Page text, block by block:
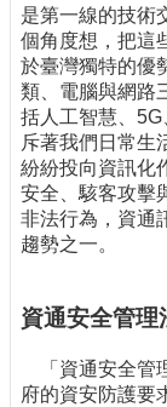
們
出
版
刊
物
校
務
服
務
專
題
導
是第一線的技術
個角度想，把這
於臺灣獨特的優
類、電腦與網路
括人工智慧、
斥著我們日常生
紛紛投向資訊化
安全、駭客攻擊
非法行為，資通
趨勢之一。
資通安全管理
「資通安全管
府的資安防護要